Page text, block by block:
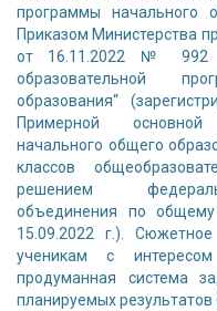
программы начального
Приказом Министерства
от 16.11.2022 № 992
образовательной
образования“
Примерной основной
начального общего
классов
решением
объединения по
15.09.2022 г.).
ученикам с
продуманная система
планируемых результатов